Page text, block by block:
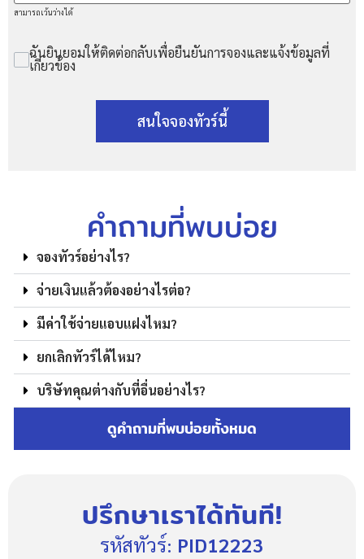
สามารถเว้นว่างได้
ฉันยินยอมให้ติดต่อกลับเพื่อยืนยันการจองและแจ้งข้อมูลที่
เกี่ยวข้อง
สนใจจองทัวร์นี้
คำถามที่พบบ่อย
จองทัวร์อย่างไร?
จ่ายเงินแล้วต้องอย่างไรต่อ?
มีค่าใช้จ่ายแอบแฝงไหม?
ยกเลิกทัวร์ได้ไหม?
บริษัทคุณต่างกับที่อื่นอย่างไร?
ดูคำถามที่พบบ่อยทั้งหมด
ปรึกษาเราได้ทันที!
รหัสทัวร์: PID12223